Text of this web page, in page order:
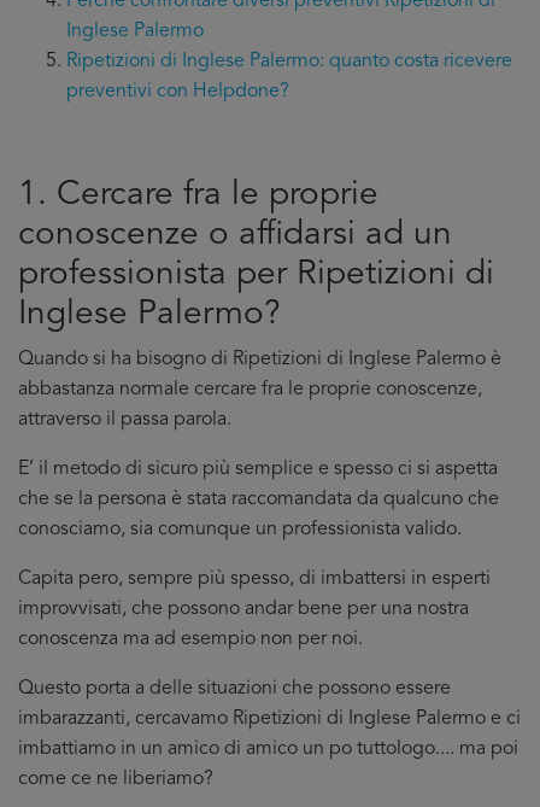
Inglese Palermo
Ripetizioni di Inglese Palermo: quanto costa ricevere
preventivi con Helpdone?
1. Cercare fra le proprie
conoscenze o affidarsi ad un
professionista per Ripetizioni di
Inglese Palermo?
Quando si ha bisogno di Ripetizioni di Inglese Palermo è
abbastanza normale cercare fra le proprie conoscenze,
attraverso il passa parola.
E’ il metodo di sicuro più semplice e spesso ci si aspetta
che se la persona è stata raccomandata da qualcuno che
conosciamo, sia comunque un professionista valido.
Capita pero, sempre più spesso, di imbattersi in esperti
improvvisati, che possono andar bene per una nostra
conoscenza ma ad esempio non per noi.
Questo porta a delle situazioni che possono essere
imbarazzanti, cercavamo Ripetizioni di Inglese Palermo e ci
imbattiamo in un amico di amico un po tuttologo.... ma poi
come ce ne liberiamo?